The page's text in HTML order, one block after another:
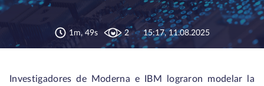
1m, 49s 2 15:17, 11.08.2025
Investigadores de Moderna e IBM lograron modelar la